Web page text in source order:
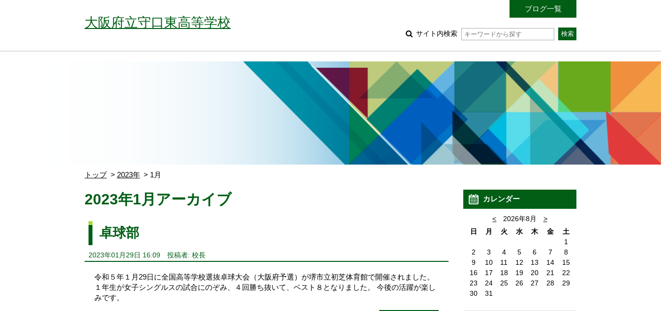
大阪府立守口東高等学校
ブログ一覧
サイト内検索
トップ 2023年 1月
2023年1月アーカイブ
卓球部
2023年01月29日 16:09 投稿者: 校長
令和５年１月29日に全国高等学校選抜卓球大会（大阪府予選）が堺市立初芝体育館で開催されました。
１年生が女子シングルスの試合にのぞみ、４回勝ち抜いて、ベスト８となりました。 今後の活躍が楽し
みです。
カレンダー
< 2026年8月
>
日
月 火 水 木 金
土
1
2
3 4 5 6 7
8
9
10 11 12 13 14
15
16
17 18 19 20 21
22
23
24 25 26 27 28
29
30
31